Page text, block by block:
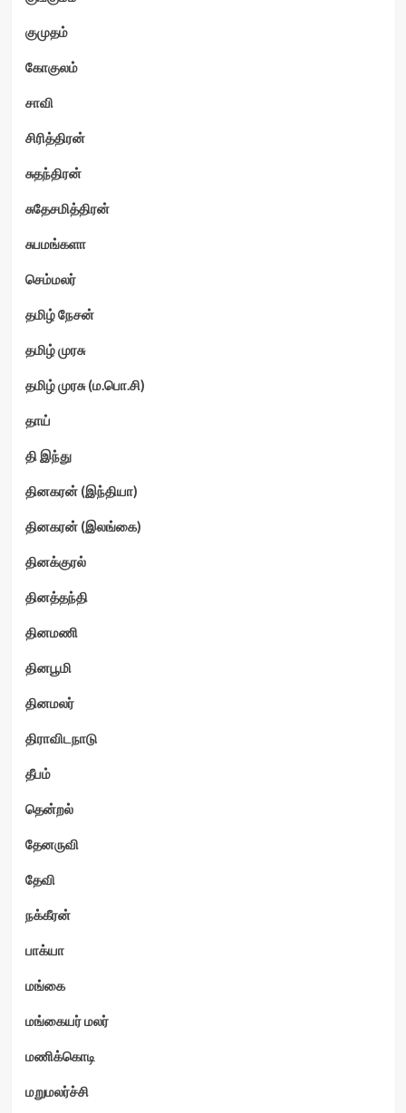
குமுதம்
கோகுலம்
சாவி
சிரித்திரன்
சுதந்திரன்
சுதேசமித்திரன்
சுபமங்களா
செம்மலர்
தமிழ் நேசன்
தமிழ் முரசு
தமிழ் முரசு (ம.பொ.சி)
தாய்
தி இந்து
தினகரன் (இந்தியா)
தினகரன் (இலங்கை)
தினக்குரல்
தினத்தந்தி
தினமணி
தினபூமி
தினமலர்
திராவிடநாடு
தீபம்
தென்றல்
தேனருவி
தேவி
நக்கீரன்
பாக்யா
மங்கை
மங்கையர் மலர்
மணிக்கொடி
மறுமலர்ச்சி